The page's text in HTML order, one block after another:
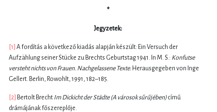
*
Jegyzetek:
[1] A fordítás a következő kiadás alapján készült: Ein Versuch der
Aufzählung seiner Stücke zu Brechts Geburtstag 1941. In M. S.: Konfutse
versteht nichts von Frauen. Nachgelassene Texte. Herausgegeben von Inge
Gellert. Berlin, Rowohlt, 1991, 182–185.
[2] Bertolt Brecht Im Dickicht der Städte (A városok sűrűjében)című
drámájának főszereplője.